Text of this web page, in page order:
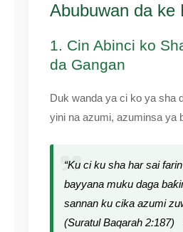
Abubuwan da ke
1. Cin Abinci ko
da Gangan
Duk wanda ya ci ko ya sha
yini na azumi, azuminsa ya
“Ku ci ku sha har sai
bayyana muku daga
sannan ku cika azumi
(Suratul Baqarah 2:187)